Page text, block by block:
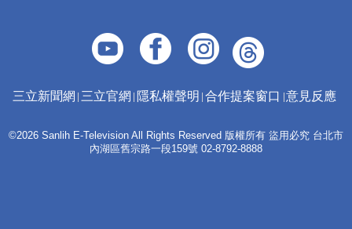
三立新聞網 三立官網 隱私權聲明 合作提案窗口 意見反應
©2026 Sanlih E-Television All Rights Reserved 版權所有 盜用必究 台北市
內湖區舊宗路一段159號 02-8792-8888